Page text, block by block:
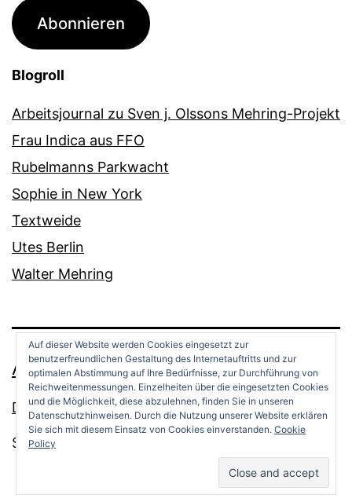
Adresse
Abonnieren
Blogroll
Arbeitsjournal zu Sven j. Olssons Mehring-Projekt
Frau Indica aus FFO
Rubelmanns Parkwacht
Sophie in New York
Textweide
Utes Berlin
Walter Mehring
ANDREAS OPPERMANN
Datenschutz
Stolz präsentiert von
Auf dieser Website werden Cookies eingesetzt zur
benutzerfreundlichen Gestaltung des Internetauftritts und zur
optimalen Abstimmung auf Ihre Bedürfnisse, zur Durchführung von
Reichweitenmessungen. Einzelheiten über die eingesetzten Cookies
und die Möglichkeit, diese abzulehnen, finden Sie in unseren
Datenschutzhinweisen. Durch die Nutzung unserer Website erklären
Sie sich mit diesem Einsatz von Cookies einverstanden. Cookie
Policy